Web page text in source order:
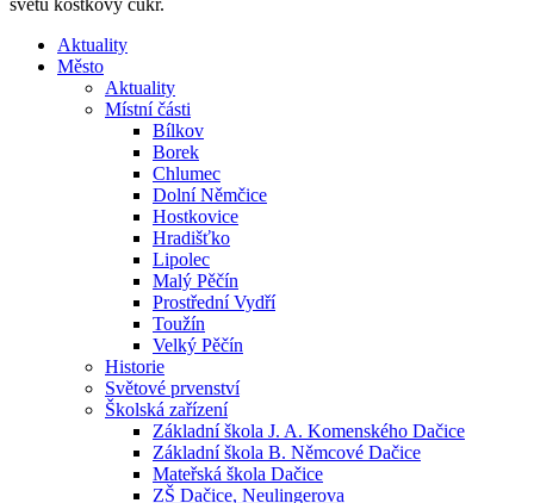
světu kostkový cukr.
Aktuality
Město
Aktuality
Místní části
Bílkov
Borek
Chlumec
Dolní Němčice
Hostkovice
Hradišťko
Lipolec
Malý Pěčín
Prostřední Vydří
Toužín
Velký Pěčín
Historie
Světové prvenství
Školská zařízení
Základní škola J. A. Komenského Dačice
Základní škola B. Němcové Dačice
Mateřská škola Dačice
ZŠ Dačice, Neulingerova